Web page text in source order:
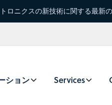
ロニクスの新技術に関する最新
ション Services